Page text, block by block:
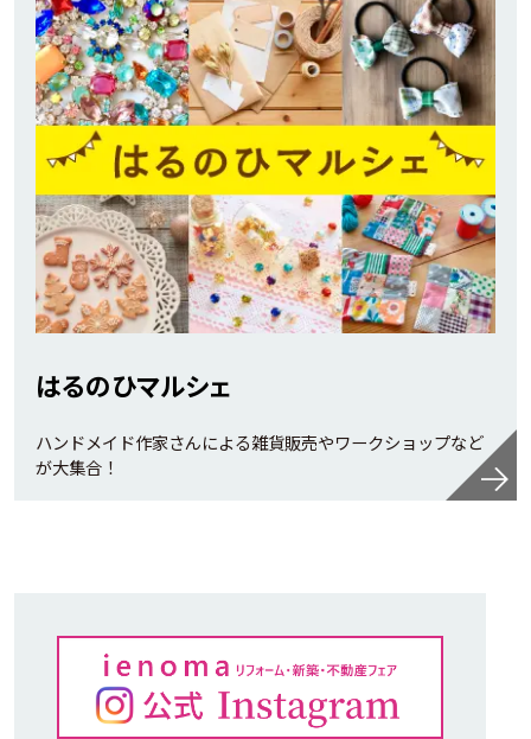
はるのひマルシェ
ハンドメイド作家さんによる雑貨販売やワークショップなど
が大集合！